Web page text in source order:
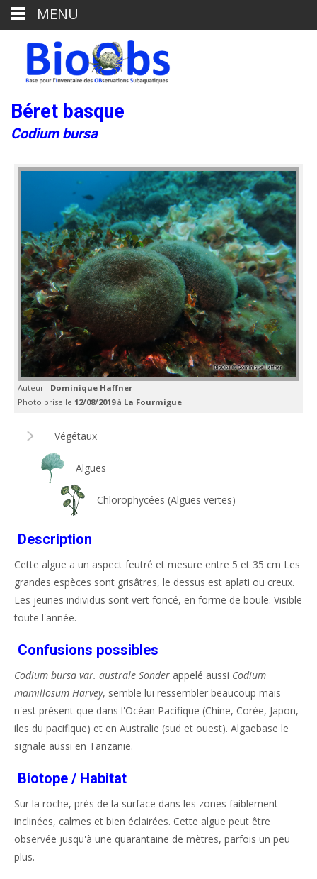
Béret basque
Codium bursa
Auteur : Dominique Haffner
Photo prise le 12/08/2019à La Fourmigue
Végétaux
Algues
Chlorophycées (Algues vertes)
Description
Cette algue a un aspect feutré et mesure entre 5 et 35 cm Les
grandes espèces sont grisâtres, le dessus est aplati ou creux.
Les jeunes individus sont vert foncé, en forme de boule. Visible
toute l'année.
Confusions possibles
Codium bursa var. australe Sonder appelé aussi Codium
mamillosum Harvey, semble lui ressembler beaucoup mais
n'est présent que dans l'Océan Pacifique (Chine, Corée, Japon,
iles du pacifique) et en Australie (sud et ouest). Algaebase le
signale aussi en Tanzanie.
Biotope / Habitat
Sur la roche, près de la surface dans les zones faiblement
inclinées, calmes et bien éclairées. Cette algue peut être
observée jusqu'à une quarantaine de mètres, parfois un peu
plus.
MENU